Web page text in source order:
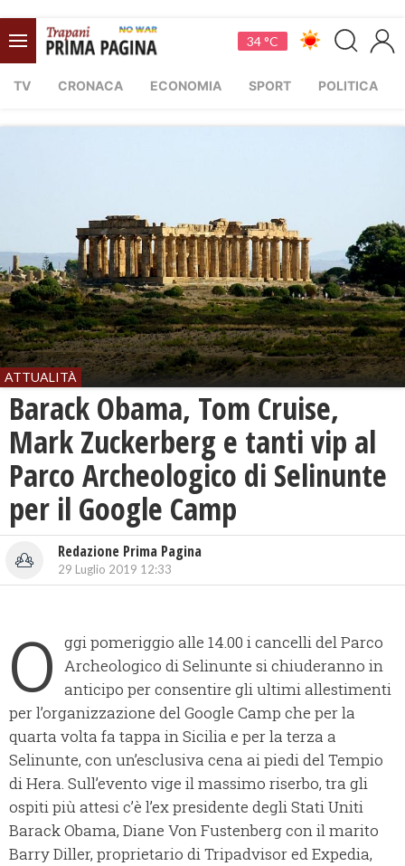
34 °C
TV CRONACA ECONOMIA SPORT POLITICA
ATTUALITÀ
Barack Obama, Tom Cruise,
Mark Zuckerberg e tanti vip al
Parco Archeologico di Selinunte
per il Google Camp
Redazione Prima Pagina
29 Luglio 2019 12:33
O ggi pomeriggio alle 14.00 i cancelli del Parco
Archeologico di Selinunte si chiuderanno in
anticipo per consentire gli ultimi allestimenti
per l’organizzazione del Google Camp che per la
quarta volta fa tappa in Sicilia e per la terza a
Selinunte, con un’esclusiva cena ai piedi del Tempio
di Hera. Sull’evento vige il massimo riserbo, tra gli
ospiti più attesi c’è l’ex presidente degli Stati Uniti
Barack Obama, Diane Von Fustenberg con il marito
Barry Diller, proprietario di Tripadvisor ed Expedia,